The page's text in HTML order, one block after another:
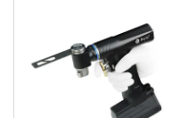
neurochirurgicală 3400